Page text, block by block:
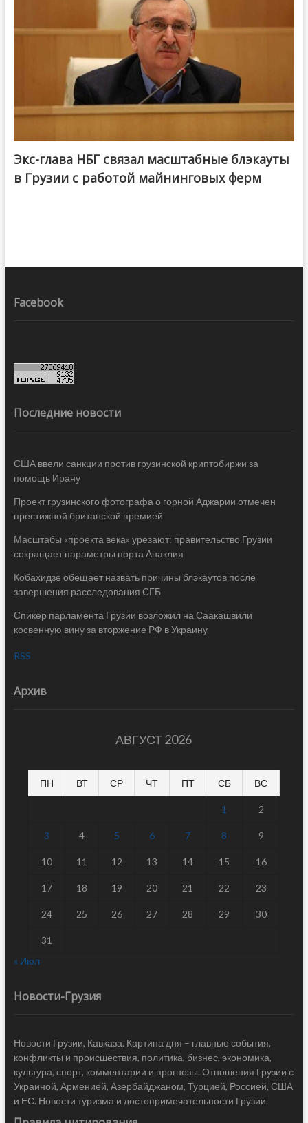
Экс-глава НБГ связал масштабные блэкауты
в Грузии с работой майнинговых ферм
Facebook
Последние новости
США ввели санкции против грузинской криптобиржи за
помощь Ирану
Проект грузинского фотографа о горной Аджарии отмечен
престижной британской премией
Масштабы «проекта века» урезают: правительство Грузии
сокращает параметры порта Анаклия
Кобахидзе обещает назвать причины блэкаутов после
завершения расследования СГБ
Спикер парламента Грузии возложил на Саакашвили
косвенную вину за вторжение РФ в Украину
RSS
Архив
АВГУСТ 2026
ПН ВТ СР ЧТ ПТ СБ ВС
1 2
3 4 5 6 7 8 9
10 11 12 13 14 15 16
17 18 19 20 21 22 23
24 25 26 27 28 29 30
31
« Июл
Новости-Грузия
Новости Грузии, Кавказа. Картина дня – главные события,
конфликты и происшествия, политика, бизнес, экономика,
культура, спорт, комментарии и прогнозы. Отношения Грузии с
Украиной, Арменией, Азербайджаном, Турцией, Россией, США
и ЕС. Новости туризма и достопримечательности Грузии.